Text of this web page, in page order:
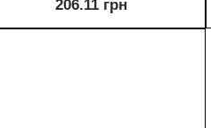
206.11 грн